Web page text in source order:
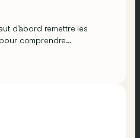
d’abord remettre les
comprendre